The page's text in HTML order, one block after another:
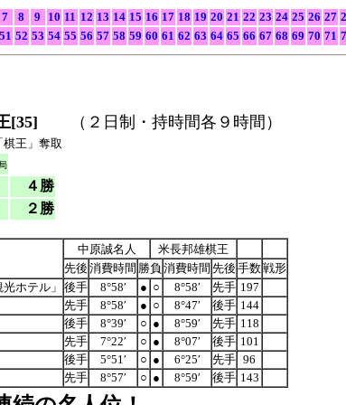
7 8 9 10 11 12 13 14 15 16 17 18 19 20 21 22 23 24 25 26 27
51 52 53 54 55 56 57 58 59 60 61 62 63 64 65 66 67 68 69 70 71
[35] （２日制・持時間各９時間）
王」奪取
局
４勝
２勝
中原誠名人
米長邦雄棋王
先後 消費時間 勝負 消費時間 先後 手数戦形
ホテル」 後手 8°58′ ● ○ 8°58′ 先手 197
先手 8°58′ ● ○ 8°47′ 後手 144
後手 8°39′ ○ ● 8°59′ 先手 118
先手 7°22′ ○ ● 8°07′ 後手 101
後手 5°51′ ○ ● 6°25′ 先手 96
先手 8°57′ ○ ● 8°59′ 後手 143